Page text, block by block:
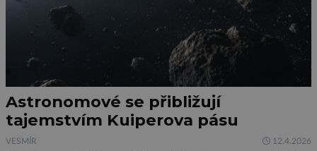
Astronomové se přibližují
tajemstvím Kuiperova pásu
VESMÍR 12.4.2026